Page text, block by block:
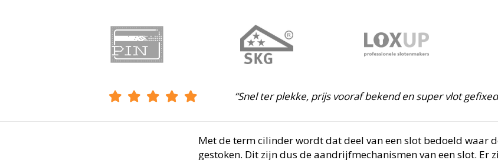
“Snel ter plekke, prijs vooraf bekend en super vlot
Met de term cilinder wordt dat deel van een slot bedoeld waar
gestoken. Dit zijn dus de aandrijfmechanismen van een slot. Er